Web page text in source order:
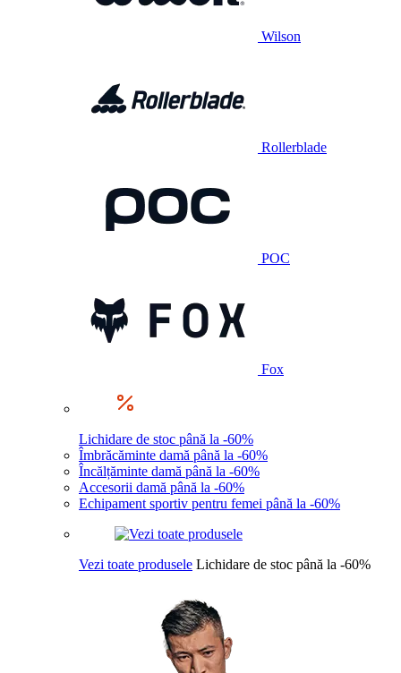
Wilson
Rollerblade
POC
Fox
Lichidare de stoc până la -60%
Îmbrăcăminte damă până la -60%
Încălțăminte damă până la -60%
Accesorii damă până la -60%
Echipament sportiv pentru femei până la -60%
Vezi toate produsele Lichidare de stoc până la -60%